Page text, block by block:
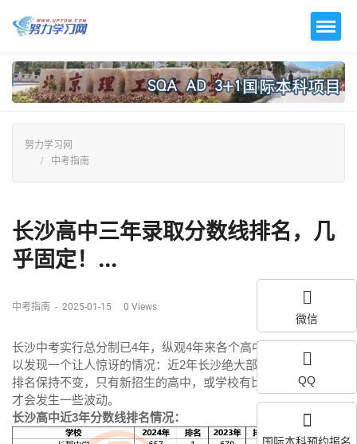
努力学习网
中考指南
长沙高中三年录取分数线排名，几
乎固定！...
中考指南 - 2025-01-15 0 Views
长沙中考实行总分制已4年，纵观4年来各个高中的录取线，可
以发现一个让人惊讶的情况：近2年长沙绝大部分高中的分数线
排名保持不变，只有新招生的高中，或学校有比较大变动时，
才会发生一些波动。
长沙高中近3年分数线排名情况：
微信
QQ